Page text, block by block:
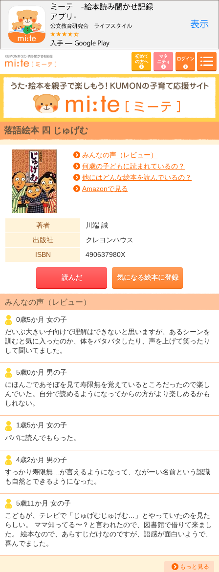
初めて
の方へ
マタ
ニティ
ログイン
落語絵本 四 じゅげむ
みんなの声（レビュー）
何歳の子どもに読まれているの？
他にはどんな絵本を読んでいるの？
Amazonで見る
著者
川端 誠
出版社
クレヨンハウス
ISBN
490637980X
読んだ 気になる絵本に登録
みんなの声（レビュー）
0歳5か月 女の子
だいぶ大きい子向けで理解はできないと思いますが、あるシーンを
訓むと気に入ったのか、体をバタバタしたり、声を上げて笑ったり
して聞いてました。
5歳0か月 男の子
にほんごであそぼを見て寿限無を覚えているところだったので楽し
んでいた。自分で読めるようになってからの方がより楽しめるかも
しれない。
1歳5か月 女の子
パパに読んでもらった。
4歳2か月 男の子
すっかり寿限無…が言えるようになって、ながーい名前という認識
も自然とできるようになった。
5歳11か月 女の子
こどもが、テレビで「じゅげむじゅげむ…」とやっていたのを見た
らしい。 ママ知ってる〜？と言われたので、図書館で借りて来まし
た。 絵本なので、あらすじだけなのですが、語感が面白いようで、
喜んでました。
もっと見る